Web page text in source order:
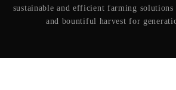
sustainable and efficient farming solutions
and bountiful harvest for